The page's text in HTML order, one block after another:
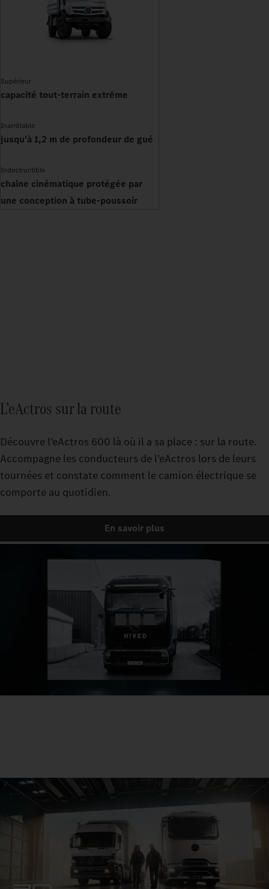
Supérieur
capacité tout-terrain extrême
Inarrêtable
jusqu'à 1,2 m de profondeur de gué
Indestructible
chaîne cinématique protégée par
une conception à tube-poussoir
L’eActros sur la route
Découvre l’eActros 600 là où il a sa place : sur la route.
Accompagne les conducteurs de l’eActros lors de leurs
tournées et constate comment le camion électrique se
comporte au quotidien.
En savoir plus